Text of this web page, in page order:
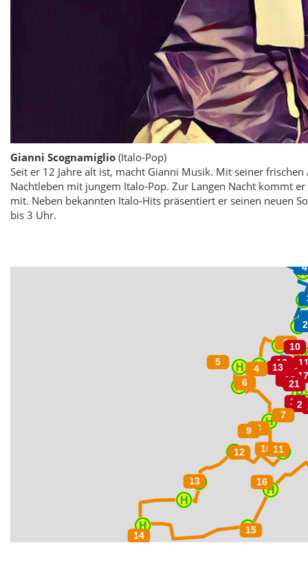
Gianni Scognamiglio (Italo-Pop)
Seit er 12 Jahre alt ist, macht Gianni Musik. Mit seiner
Nachtleben mit jungem Italo-Pop. Zur Langen Nacht kommt
mit. Neben bekannten Italo-Hits präsentiert er seinen neuen
bis 3 Uhr.